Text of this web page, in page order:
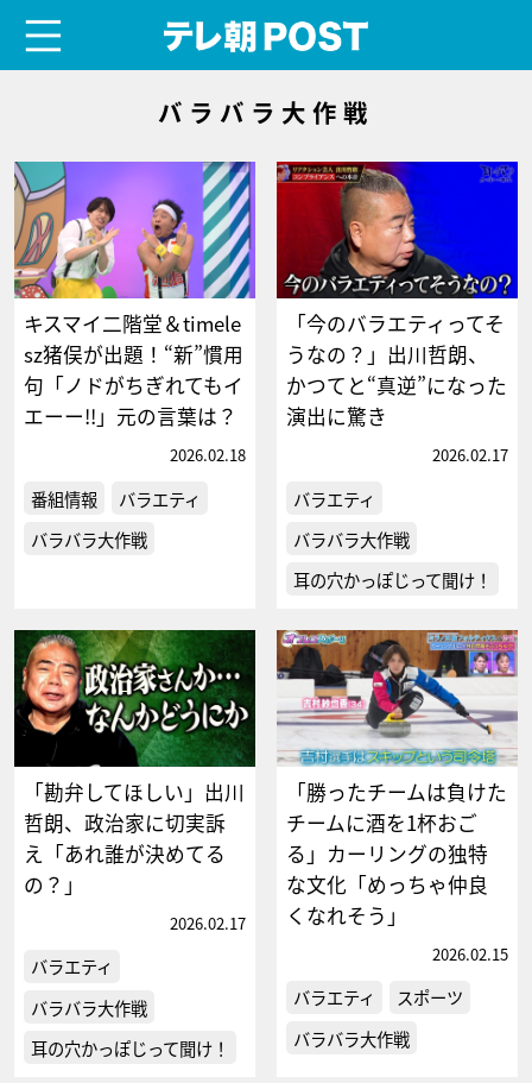
バラバラ大作戦
キスマイ二階堂＆timele
sz猪俣が出題！“新”慣用
句「ノドがちぎれてもイ
エーー!!」元の言葉は？
2026.02.18
番組情報
バラエティ
バラバラ大作戦
「今のバラエティってそ
うなの？」出川哲朗、
かつてと“真逆”になった
演出に驚き
2026.02.17
バラエティ
バラバラ大作戦
耳の穴かっぽじって聞け！
「勘弁してほしい」出川
哲朗、政治家に切実訴
え「あれ誰が決めてる
の？」
2026.02.17
バラエティ
バラバラ大作戦
耳の穴かっぽじって聞け！
「勝ったチームは負けた
チームに酒を1杯おご
る」カーリングの独特
な文化「めっちゃ仲良
くなれそう」
2026.02.15
バラエティ
スポーツ
バラバラ大作戦